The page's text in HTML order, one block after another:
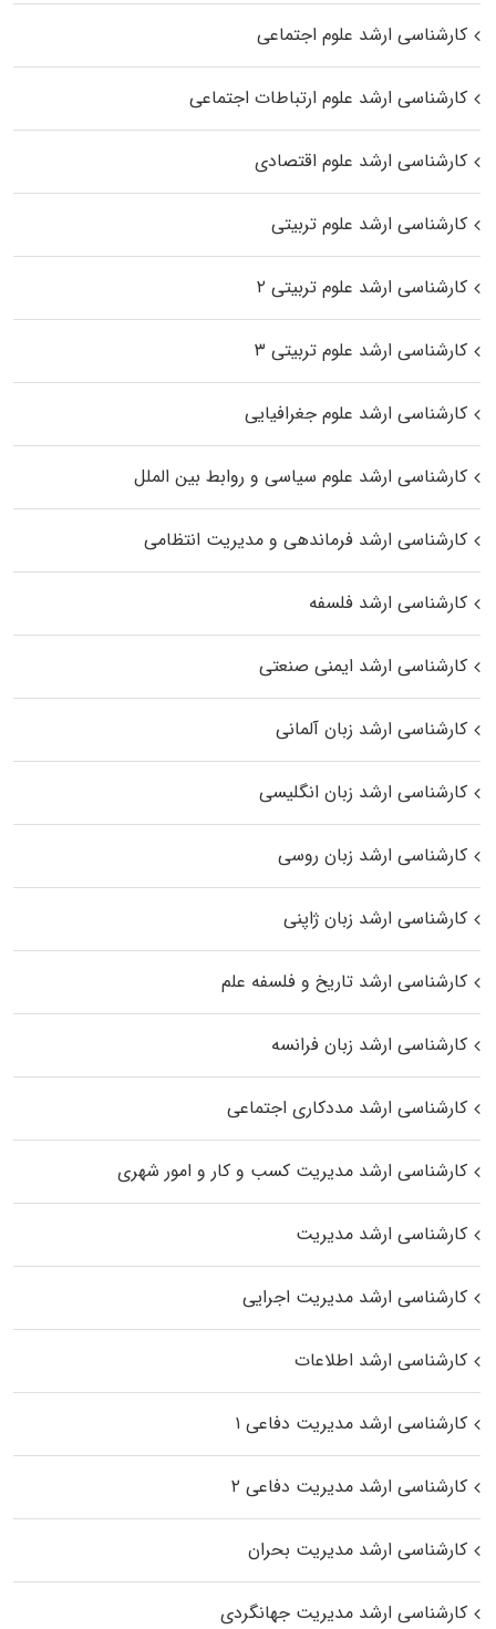
کارشناسی ارشد علوم اجتماعی
کارشناسی ارشد علوم ارتباطات اجتماعی
کارشناسی ارشد علوم اقتصادی
کارشناسی ارشد علوم تربیتی
کارشناسی ارشد علوم تربیتی ۲
کارشناسی ارشد علوم تربیتی ۳
کارشناسی ارشد علوم جغرافیایی
کارشناسی ارشد علوم سیاسی و روابط بین الملل
کارشناسی ارشد فرماندهی و مدیریت انتظامی
کارشناسی ارشد فلسفه
کارشناسی ارشد ایمنی صنعتی
کارشناسی ارشد زبان آلمانی
کارشناسی ارشد زبان انگلیسی
کارشناسی ارشد زبان روسی
کارشناسی ارشد زبان ژاپنی
کارشناسی ارشد تاریخ و فلسفه علم
کارشناسی ارشد زبان فرانسه
کارشناسی ارشد مددکاری اجتماعی
کارشناسی ارشد مدیریت کسب و کار و امور شهری
کارشناسی ارشد مدیریت
کارشناسی ارشد مدیریت اجرایی
کارشناسی ارشد اطلاعات
کارشناسی ارشد مدیریت دفاعی ۱
کارشناسی ارشد مدیریت دفاعی ۲
کارشناسی ارشد مدیریت بحران
کارشناسی ارشد مدیریت جهانگردی